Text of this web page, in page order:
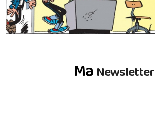
Ma Newsletter